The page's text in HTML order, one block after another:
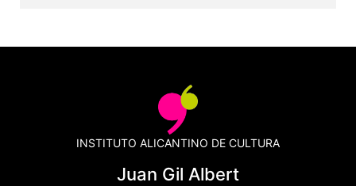
INSTITUTO ALICANTINO DE CULTURA
Juan Gil Albert